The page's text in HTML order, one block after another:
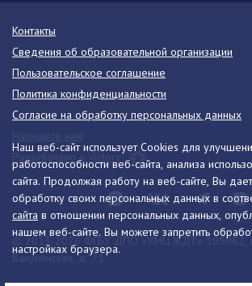
Наш веб-сайт использует Cookies для
работоспособности веб-сайта, анализа
сайта. Продолжая работу на веб-сайте, Вы
обработку своих персональных данных в
сайта в отношении персональных данных,
нашем веб-сайте. Вы можете запретить
настройках браузера.
© 2013-2026 ФГБУ ДПО «УМЦ ЖДТ» 105082,
Бакунинская, д. 71
Контакты
Сведения об образовательной организации
Пользовательское соглашение
Политика конфиденциальности
Согласие на обработку персональных данных
Разработано в Victory